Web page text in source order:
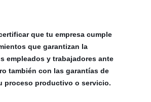
que tu empresa cumple
que garantizan la
empleados y trabajadores ante
también con las garantías de
proceso productivo o servicio.